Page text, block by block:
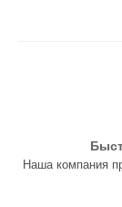
Наша компания